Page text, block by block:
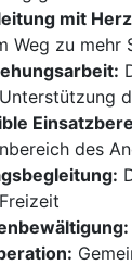
mit
Weg zu mehr
des